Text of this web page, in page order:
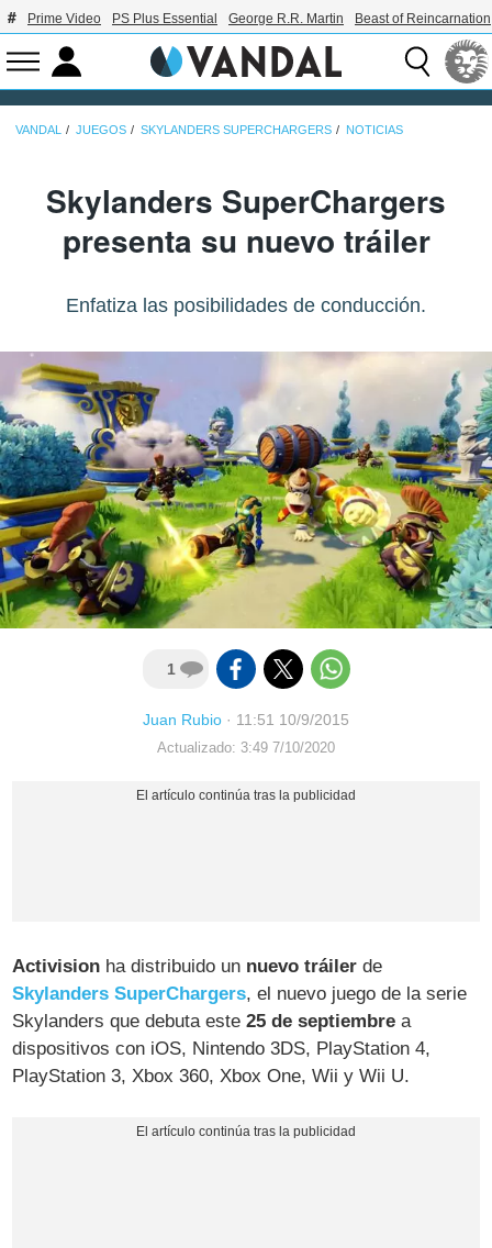
Prime Video PS Plus Essential George R.R. Martin Beast of Reincarnation
VANDAL JUEGOS SKYLANDERS SUPERCHARGERS NOTICIAS
Skylanders SuperChargers
presenta su nuevo tráiler
Enfatiza las posibilidades de conducción.
1
Juan Rubio · 11:51 10/9/2015
Actualizado: 3:49 7/10/2020
Activision ha distribuido un nuevo tráiler de
Skylanders SuperChargers, el nuevo juego de la serie
Skylanders que debuta este25 de septiembre a
dispositivos con iOS, Nintendo 3DS, PlayStation 4,
PlayStation 3, Xbox 360, Xbox One, Wii y Wii U.